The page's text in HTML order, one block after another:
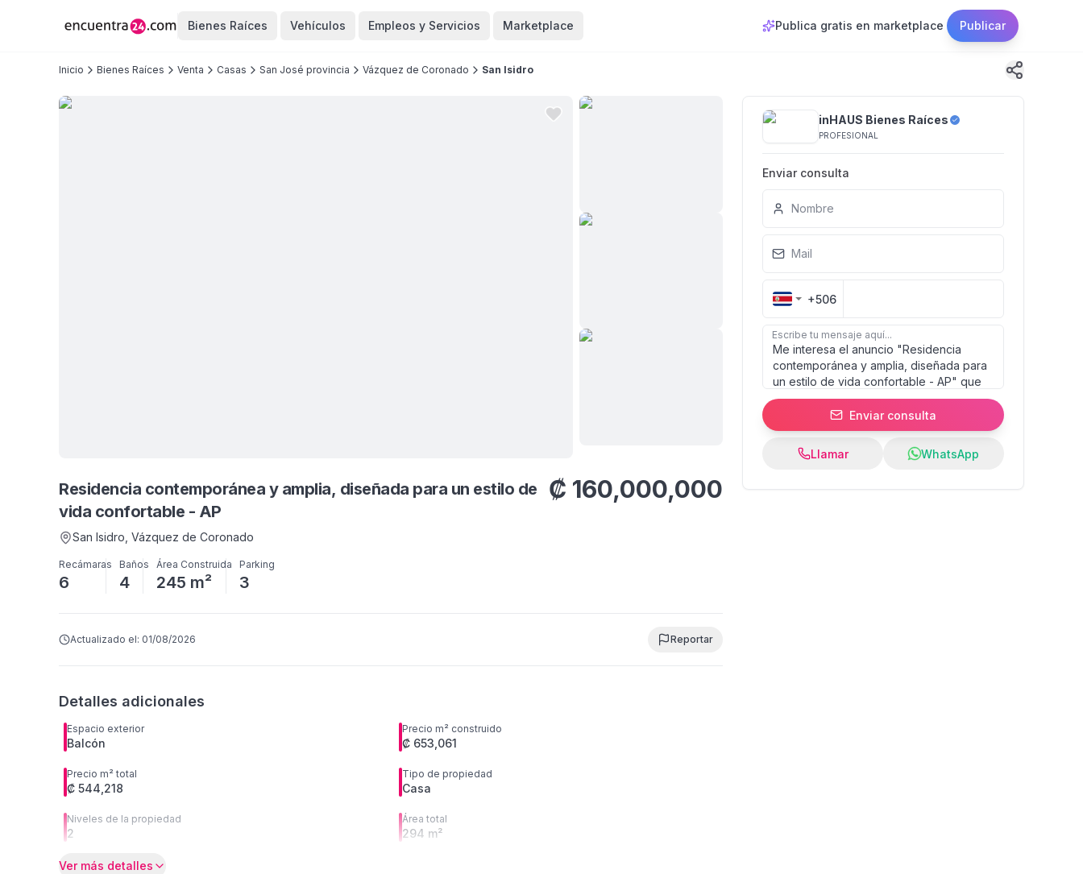
Bienes Raíces Vehículos Empleos y Servicios Marketplace Publica gratis en marketplace Publicar
Inicio Bienes Raíces Venta Casas San José provincia Vázquez de Coronado San Isidro
Residencia contemporánea y amplia, diseñada para un estilo de
vida confortable - AP
San Isidro , Vázquez de Coronado
Recámaras
6
Baños
4
Área Construida
245 m²
Parking
3
₡ 160,000,000
Actualizado el: 01/08/2026 Reportar
Detalles adicionales
Espacio exterior
Balcón
Precio m² construido
₡ 653,061
Precio m² total
₡ 544,218
Tipo de propiedad
Casa
Niveles de la propiedad
2
Área total
294 m²
Ver más detalles
inHAUS Bienes Raíces
PROFESIONAL
Enviar consulta
Nombre
Mail
+506
Escribe tu mensaje aquí...
Enviar consulta
Llamar WhatsApp